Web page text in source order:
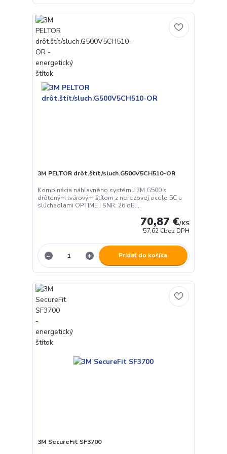
3M PELTOR drôt.štít/sluch.G500V5CH510-OR
Kombinácia náhlavného systému 3M G500 s
drôteným tvárovým štítom z nerezovej ocele 5C a
slúchadlami OPTIME I SNR: 26 dB....
70,87 €/KS
57,62 €bez DPH
Pridať do košíka
3M SecureFit SF3700